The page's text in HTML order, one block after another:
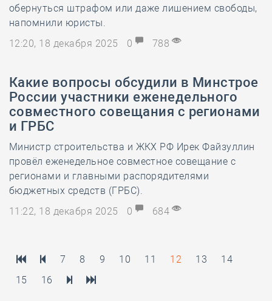
обернуться штрафом или даже лишением свободы,
напомнили юристы.
12:20, 18 декабря 2025
0 788
Какие вопросы обсудили в Минстрое
России участники еженедельного
совместного совещания с регионами
и ГРБС
Министр строительства и ЖКХ РФ Ирек Файзуллин
провёл еженедельное совместное совещание с
регионами и главными распорядителями
бюджетных средств (ГРБС).
11:22, 18 декабря 2025
0 684
7 8 9 10 11 12 13
14
15
16